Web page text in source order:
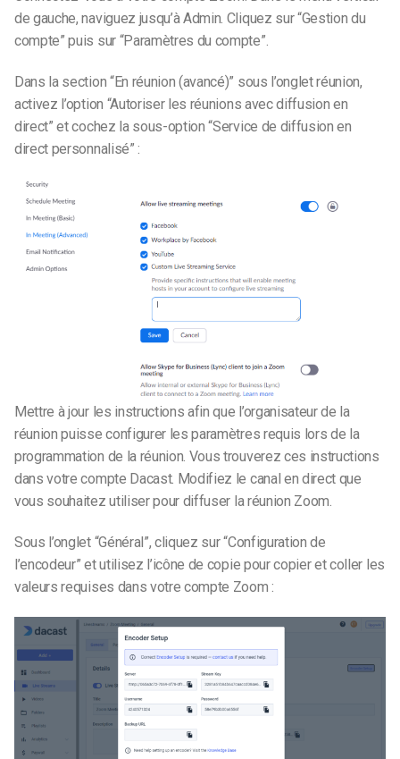
de gauche, naviguez jusqu’à Admin. Cliquez sur “Gestion du
compte” puis sur “Paramètres du compte”.
Dans la section “En réunion (avancé)” sous l’onglet réunion,
activez l’option “Autoriser les réunions avec diffusion en
direct” et cochez la sous-option “Service de diffusion en
direct personnalisé” :
Mettre à jour les instructions afin que l’organisateur de la
réunion puisse configurer les paramètres requis lors de la
programmation de la réunion. Vous trouverez ces instructions
dans votre compte Dacast. Modifiez le canal en direct que
vous souhaitez utiliser pour diffuser la réunion Zoom.
Sous l’onglet “Général”, cliquez sur “Configuration de
l’encodeur” et utilisez l’icône de copie pour copier et coller les
valeurs requises dans votre compte Zoom :